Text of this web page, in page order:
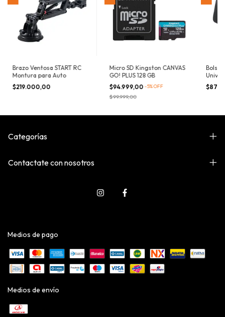
Brazo Ventosa START RC
Montura para Auto
$219.000,00
Micro SD Kingston CANVAS
GO! PLUS 128 GB
$94.999,00 -5%OFF
$99.999,00
Bolso
Categorías
Contactate con nosotros
Medios de pago
Medios de envío